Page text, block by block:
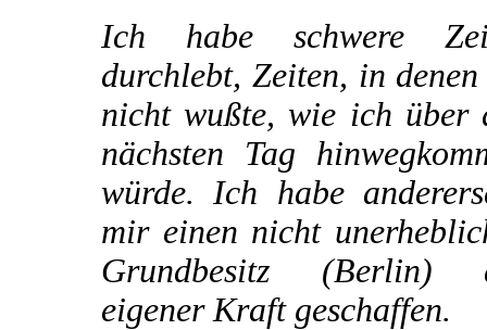
Ich habe schwere
durchlebt, Zeiten, in
nicht wußte, wie ich über
nächsten Tag
würde. Ich habe
mir einen nicht
Grundbesitz (Berlin)
eigener Kraft geschaffen.